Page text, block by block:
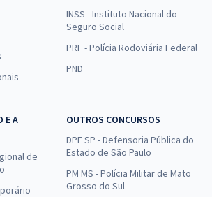
INSS - Instituto Nacional do
Seguro Social
PRF - Polícia Rodoviária Federal
PND
E A
de
OUTROS CONCURSOS
DPE SP - Defensoria Pública do
Estado de São Paulo
PM MS - Polícia Militar de Mato
Grosso do Sul